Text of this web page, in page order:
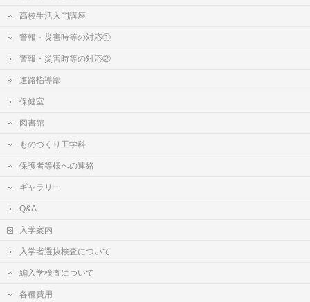
高校生活入門講座
警報・災害時等の対応①
警報・災害時等の対応②
進路指導部
保健室
図書館
ものづくり工学科
保護者等様への連絡
ギャラリー
Q&A
入学案内
入学者選抜検査について
編入学検査について
各種費用